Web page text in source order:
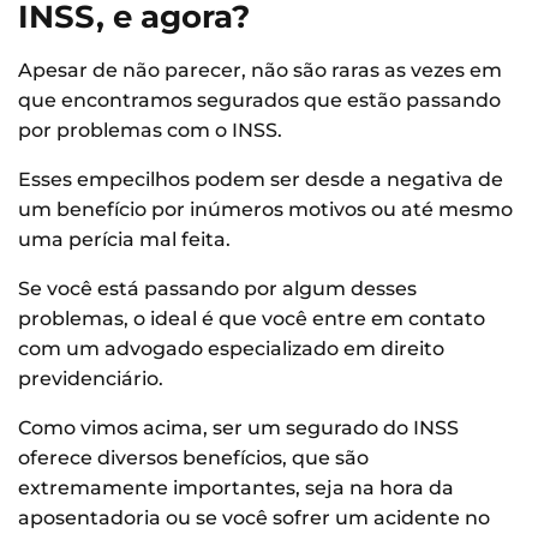
INSS, e agora?
Apesar de não parecer, não são raras as vezes em
que encontramos segurados que estão passando
por problemas com o INSS.
Esses empecilhos podem ser desde a negativa de
um benefício por inúmeros motivos ou até mesmo
uma perícia mal feita.
Se você está passando por algum desses
problemas, o ideal é que você entre em contato
com um advogado especializado em direito
previdenciário.
Como vimos acima, ser um segurado do INSS
oferece diversos benefícios, que são
extremamente importantes, seja na hora da
aposentadoria ou se você sofrer um acidente no